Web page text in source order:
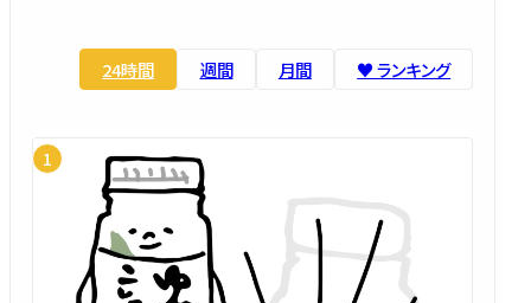
24時間 週間 月間 ♥️ ランキング